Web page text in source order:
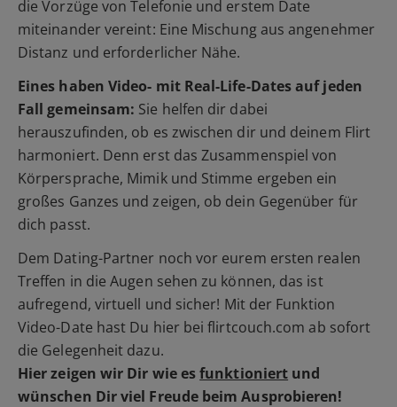
die Vorzüge von Telefonie und erstem Date
miteinander vereint: Eine Mischung aus angenehmer
Distanz und erforderlicher Nähe.
Eines haben Video- mit Real-Life-Dates auf jeden
Fall gemeinsam: Sie helfen dir dabei
herauszufinden, ob es zwischen dir und deinem Flirt
harmoniert. Denn erst das Zusammenspiel von
Körpersprache, Mimik und Stimme ergeben ein
großes Ganzes und zeigen, ob dein Gegenüber für
dich passt.
Dem Dating-Partner noch vor eurem ersten realen
Treffen in die Augen sehen zu können, das ist
aufregend, virtuell und sicher! Mit der Funktion
Video-Date hast Du hier bei flirtcouch.com ab sofort
die Gelegenheit dazu.
Hier zeigen wir Dir wie esfunktioniert und
wünschen Dir viel Freude beim Ausprobieren!